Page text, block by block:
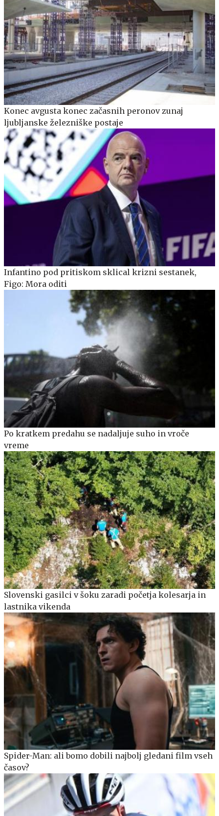
Konec avgusta konec začasnih peronov zunaj
ljubljanske železniške postaje
Infantino pod pritiskom sklical krizni sestanek,
Figo: Mora oditi
Po kratkem predahu se nadaljuje suho in vroče
vreme
Slovenski gasilci v šoku zaradi početja kolesarja in
lastnika vikenda
Spider-Man: ali bomo dobili najbolj gledani film vseh
časov?